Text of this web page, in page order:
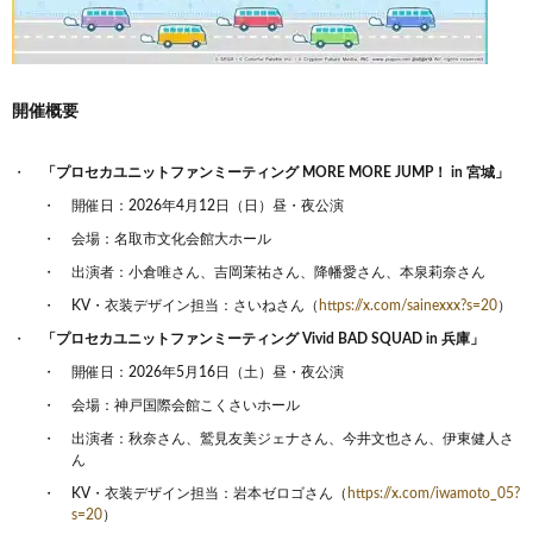
開催概要
「プロセカユニットファンミーティング MORE MORE JUMP！ in 宮城」
開催日：2026年4月12日（日）昼・夜公演
会場：名取市文化会館大ホール
出演者：小倉唯さん、吉岡茉祐さん、降幡愛さん、本泉莉奈さん
KV・衣装デザイン担当：さいねさん（ https://x.com/sainexxx?s=20）
「プロセカユニットファンミーティング Vivid BAD SQUAD in 兵庫」
開催日：2026年5月16日（土）昼・夜公演
会場：神戸国際会館こくさいホール
出演者：秋奈さん、鷲見友美ジェナさん、今井文也さん、伊東健人さ
ん
KV・衣装デザイン担当：岩本ゼロゴさん（ https://x.com/iwamoto_05?
s=20）